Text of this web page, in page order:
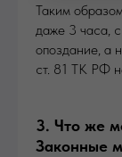
Таким
даже 3 часа,
опоздание, а
ст. 81 ТК РФ
3. Что же
Законные